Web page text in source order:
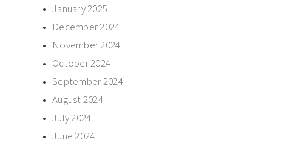
January 2025
December 2024
November 2024
October 2024
September 2024
August 2024
July 2024
June 2024